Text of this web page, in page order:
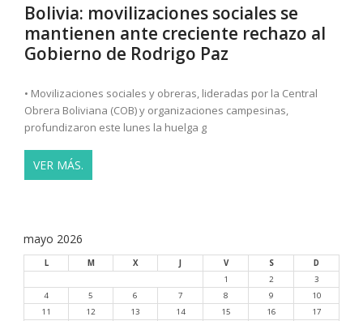
Bolivia: movilizaciones sociales se
mantienen ante creciente rechazo al
Gobierno de Rodrigo Paz
• Movilizaciones sociales y obreras, lideradas por la Central
Obrera Boliviana (COB) y organizaciones campesinas,
profundizaron este lunes la huelga g
VER MÁS.
mayo 2026
L M X J V S
D
1
2
3
4
5 6 7 8 9
10
11
12 13 14 15 16
17